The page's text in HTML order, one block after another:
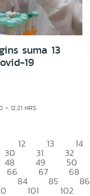
suma 13
19
12:21 HRS
12 13 14
30 31 32
48 49 50
66 67 68
84 85 86
101 102